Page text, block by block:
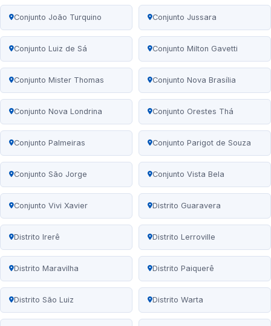
Conjunto João Turquino Conjunto Jussara
Conjunto Luiz de Sá Conjunto Milton Gavetti
Conjunto Mister Thomas Conjunto Nova Brasília
Conjunto Nova Londrina Conjunto Orestes Thá
Conjunto Palmeiras Conjunto Parigot de Souza
Conjunto São Jorge Conjunto Vista Bela
Conjunto Vivi Xavier Distrito Guaravera
Distrito Irerê Distrito Lerroville
Distrito Maravilha Distrito Paiquerê
Distrito São Luiz Distrito Warta